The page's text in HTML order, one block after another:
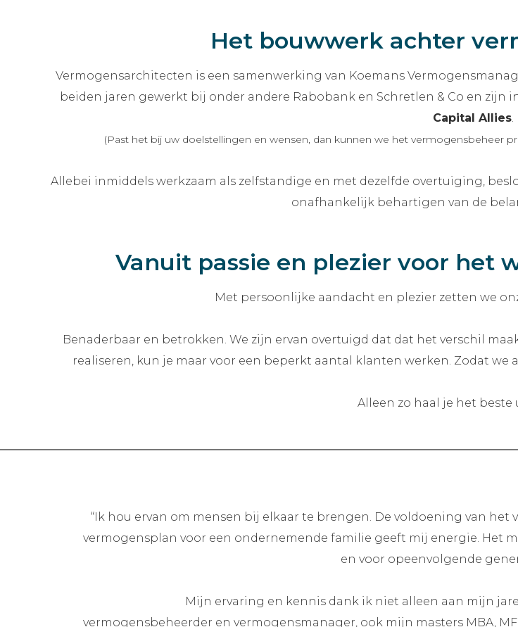
Het bouwwerk achter
Vermogensarchitecten is een samenwerking van Koemans
beiden jaren gewerkt bij onder andere Rabobank en Schretlen & Co en zijn
Capital Allies.
(Past het bij uw doelstellingen en wensen, dan kunnen we het vermogensbeheer
Allebei inmiddels werkzaam als zelfstandige en met dezelfde overtuiging,
onafhankelijk behartigen van de
Vanuit passie en plezier voor het
Met persoonlijke aandacht en plezier zetten we
Benaderbaar en betrokken. We zijn ervan overtuigd dat dat het verschil
realiseren, kun je maar voor een beperkt aantal klanten werken. Zodat
Alleen zo haal je het beste
“Ik hou ervan om mensen bij elkaar te brengen. De voldoening van het
vermogensplan voor een ondernemende familie geeft mij energie. Het
en voor opeenvolgende
Mijn ervaring en kennis dank ik niet alleen aan mijn
vermogensbeheerder en vermogensmanager, ook mijn masters MBA,